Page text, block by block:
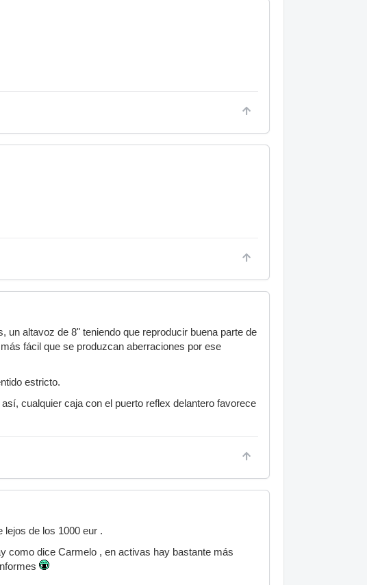
altavoz de 8" teniendo que reproducir buena parte de
fácil que se produzcan aberraciones por ese
estricto.
cualquier caja con el puerto reflex delantero favorece
lejos de los 1000 eur .
como dice Carmelo , en activas hay bastante más